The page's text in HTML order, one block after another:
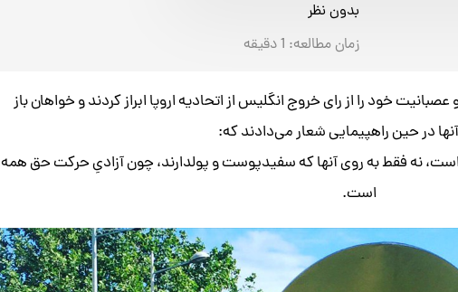
بدون نظر
زمان مطالعه: 1دقیقه
خود را از رای خروج انگلیس از اتحادیه اروپا ابراز کردند و خواهان باز
در حین راهپیمایی شعار می‌دادند که:
است، نه فقط به روی آنها که سفیدپوست و پولدارند، چون آزادیِ حرکت حق همه
است.